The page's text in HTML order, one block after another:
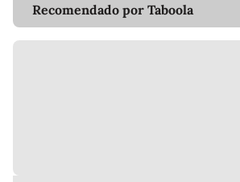
Recomendado por Taboola